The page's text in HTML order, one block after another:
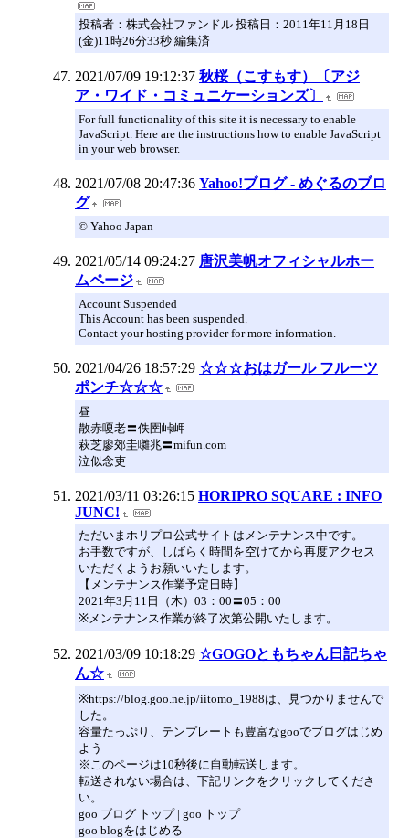
投稿者：株式会社ファンドル 投稿日：2011年11月18日
(金)11時26分33秒 編集済
2021/07/09 19:12:37 秋桜（こすもす）〔アジ
ア・ワイド・コミュニケーションズ〕
For full functionality of this site it is necessary to enable
JavaScript. Here are the instructions how to enable JavaScript
in your web browser.
2021/07/08 20:47:36 Yahoo!ブログ - めぐるのブロ
グ
© Yahoo Japan
2021/05/14 09:24:27 唐沢美帆オフィシャルホー
ムページ
Account Suspended
This Account has been suspended.
Contact your hosting provider for more information.
2021/04/26 18:57:29 ☆☆☆おはガール フルーツ
ポンチ☆☆☆
昼
散赤嗄老〓佚圉峠岬
萩芝廖郊圭囃兆〓mifun.com
泣似念吏
2021/03/11 03:26:15 HORIPRO SQUARE : INFO
JUNC!
ただいまホリプロ公式サイトはメンテナンス中です。
お手数ですが、しばらく時間を空けてから再度アクセス
いただくようお願いいたします。
【メンテナンス作業予定日時】
2021年3月11日（木）03：00〓05：00
※メンテナンス作業が終了次第公開いたします。
2021/03/09 10:18:29 ☆GOGOともちゃん日記ちゃ
ん☆
※https://blog.goo.ne.jp/iitomo_1988は、見つかりませんで
した。
容量たっぷり、テンプレートも豊富なgooでブログはじめ
よう
※このページは10秒後に自動転送します。
転送されない場合は、下記リンクをクリックしてくださ
い。
goo ブログ トップ | goo トップ
goo blogをはじめる